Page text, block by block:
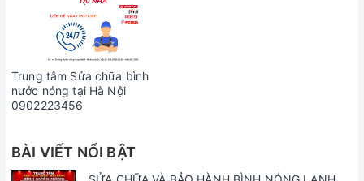
Trung tâm Sửa chữa bình
nước nóng tại Hà Nội
0902223456
BÀI VIẾT NỔI BẬT